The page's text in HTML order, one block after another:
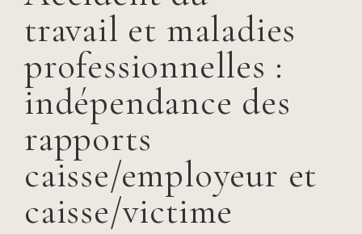
travail et maladies
professionnelles :
indépendance des
rapports
caisse/employeur et
caisse/victime